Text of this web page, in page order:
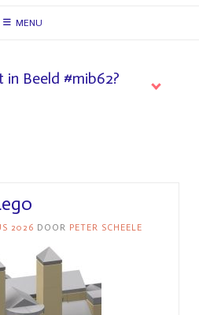
MENU
Beeld #mib62?
2026 DOOR PETER SCHEELE